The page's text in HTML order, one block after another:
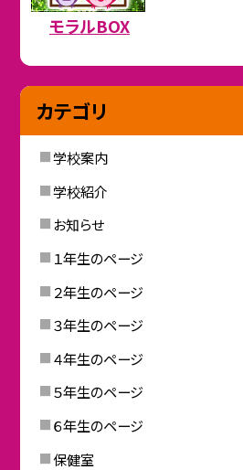
モラルBOX
カテゴリ
学校案内
学校紹介
お知らせ
１年生のページ
２年生のページ
３年生のページ
４年生のページ
５年生のページ
６年生のページ
保健室